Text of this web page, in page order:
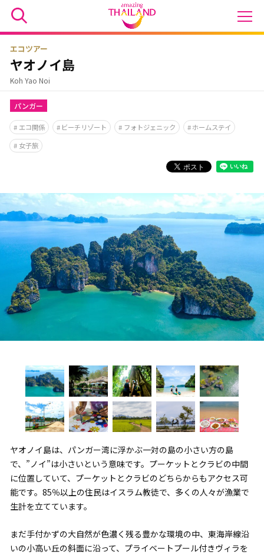
エコツアー
ヤオノイ島
Koh Yao Noi
パンガー
エコ関係 ビーチリゾート フォトジェニック
ホームステイ
女子旅
ヤオノイ島は、パンガー湾に浮かぶ一対の島の小さい方の島
で、”ノイ”は小さいという意味です。プーケットとクラビの中間
に位置していて、プーケットとクラビのどちらからもアクセス可
能です。85％以上の住民はイスラム教徒で、多くの人々が漁業で
生計を立てています。
まだ手付かずの大自然が色濃く残る豊かな環境の中、東海岸線沿
いの小高い丘の斜面に沿って、プライベートプール付きヴィラを